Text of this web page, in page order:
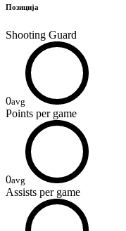
Позиција
Shooting Guard
0avg
Points per game
0avg
Assists per game